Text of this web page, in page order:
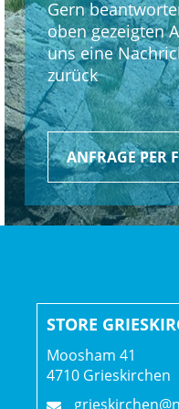
Schaltwerk hinten:
Kurbelsatz: Shimano XT
170 mm Kurbelarmlänge
Shimano BB-MT501,
Kassette: Shimano XT
Kette: Shimano Ultegra/
Lenkervorbau:
Lenkerband Griffe: Trek
Gern
oben gezeigten
uns eine
zurück
ANFRAGE PER
STORE
Moosham 41
4710 Grieskirchen